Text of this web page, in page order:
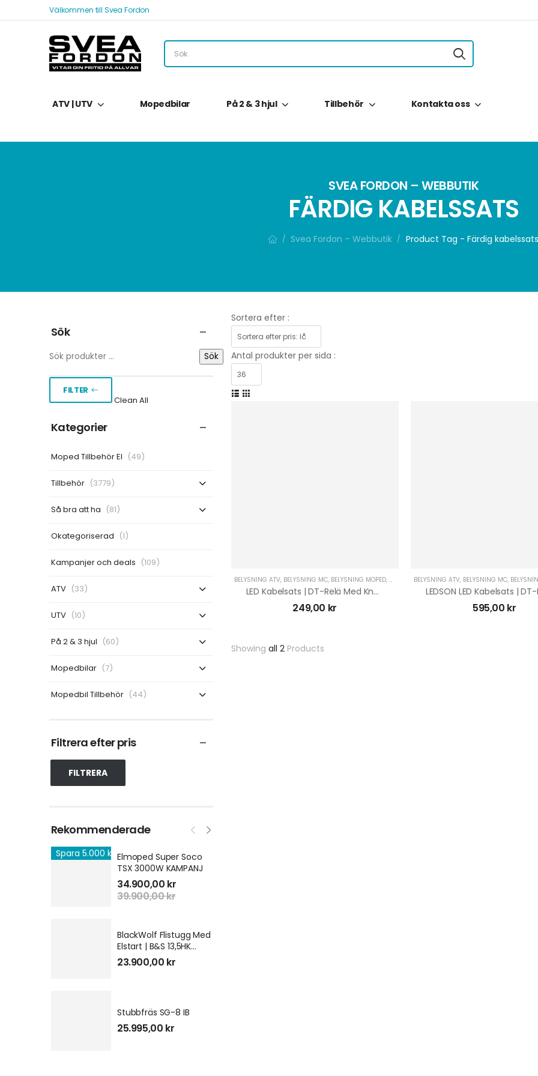
Välkommen till Svea Fordon
ATV | UTV Mopedbilar På 2 & 3 hjul Tillbehör Kontakta oss
SVEA FORDON – WEBBUTIK
FÄRDIG KABELSSATS
/ Svea Fordon – Webbutik / Product Tag - Färdig kabelssats
Sök
Sök
FILTER
Clean All
Kategorier
Moped Tillbehör El (49)
Tillbehör (3779)
Så bra att ha (81)
Okategoriserad (1)
Kampanjer och deals (109)
ATV (33)
UTV (10)
På 2 & 3 hjul (60)
Mopedbilar (7)
Mopedbil Tillbehör (44)
Filtrera efter pris
FILTRERA
Rekommenderade
Spara 5.000 kr Elmoped Super Soco
TSX 3000W KAMPANJ
34.900,00 kr
39.900,00kr
BlackWolf Flistugg Med
Elstart | B&S 13,5HK
GEN3
23.900,00 kr
Stubbfräs SG-8 IB
25.995,00 kr
Sortera efter :
Antal produkter per sida :
BELYSNING ATV, BELYSNING MC, BELYSNING MOPED, BELYSNING UTV,MC TILLBEHÖR,MP3 TILLBEHÖR,
LED Kabelsats | DT-Relä Med Knapp 12V
249,00 kr
BELYSNING ATV, BELYSNING MC,
595,00 kr
Showing all 2Products